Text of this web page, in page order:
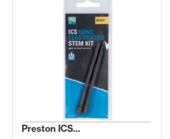
Preston ICS...